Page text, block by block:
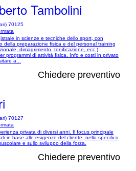
Tambolini
70125
in scienze e tecniche dello sport, con
della preparazione fisica e del personal training
dimagrimento, tonificazione, ecc.)
programmi di attività fisica. Info e costi in privato
a...
Chiedere preventivo
70127
privata di diversi anni. Il focus principale
in base alle esigenze del cliente, nello specifico
e sullo sviluppo della forza.
Chiedere preventivo